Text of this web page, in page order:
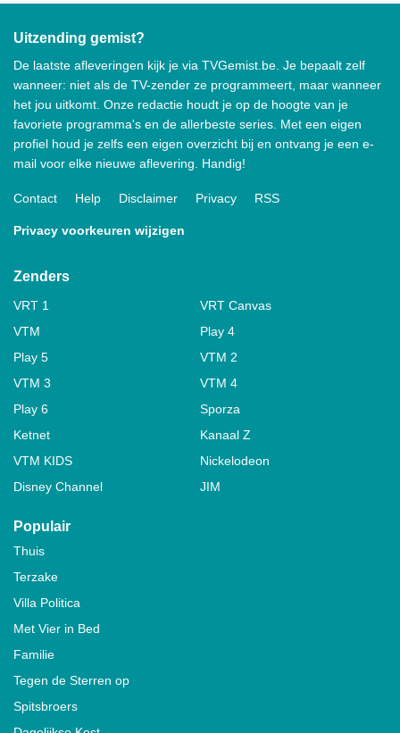
Uitzending gemist?
De laatste afleveringen kijk je via TVGemist.be. Je bepaalt zelf
wanneer: niet als de TV-zender ze programmeert, maar wanneer
het jou uitkomt. Onze redactie houdt je op de hoogte van je
favoriete programma's en de allerbeste series. Met een eigen
profiel houd je zelfs een eigen overzicht bij en ontvang je een e-
mail voor elke nieuwe aflevering. Handig!
Contact Help Disclaimer Privacy RSS
Privacy voorkeuren wijzigen
Zenders
VRT 1
VRT Canvas
VTM
Play 4
Play 5
VTM 2
VTM 3
VTM 4
Play 6
Sporza
Ketnet
Kanaal Z
VTM KIDS
Nickelodeon
Disney Channel
JIM
Populair
Thuis
Terzake
Villa Politica
Met Vier in Bed
Familie
Tegen de Sterren op
Spitsbroers